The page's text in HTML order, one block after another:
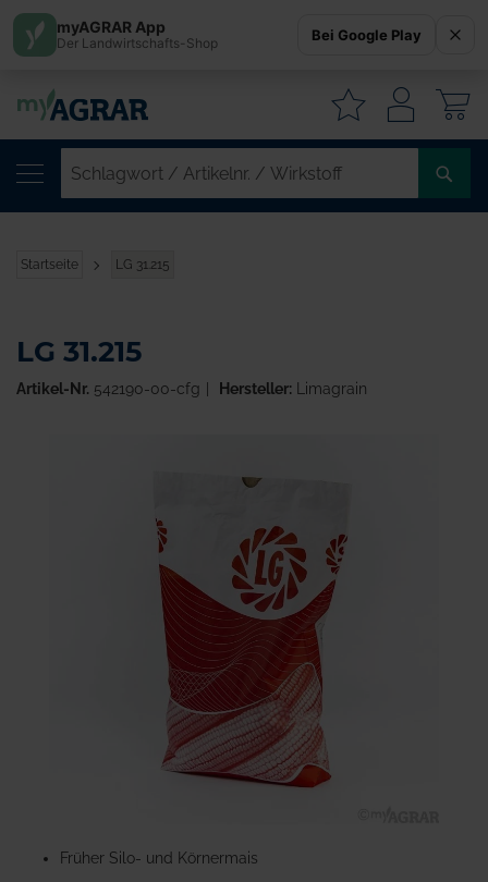
Startseite LG 31.215
Anfang
LG 31.215
Artikel-Nr. 542190-00-cfg Hersteller:Limagrain
Früher Silo- und Körnermais
myAGRAR App
Der Landwirtschafts-Shop Bei Google Play